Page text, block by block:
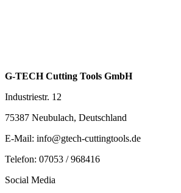
G-TECH Cutting Tools GmbH
Industriestr. 12
75387 Neubulach, Deutschland
E-Mail: info@gtech-cuttingtools.de
Telefon: 07053 / 968416
Social Media